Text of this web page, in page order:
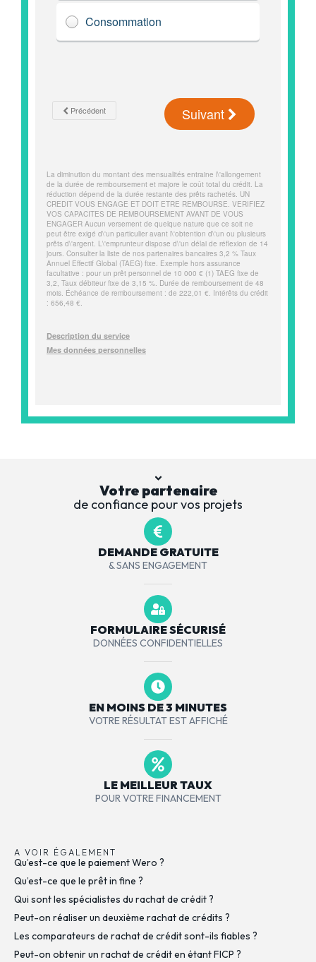
Votre partenaire
de confiance pour vos projets
DEMANDE GRATUITE
& SANS ENGAGEMENT
FORMULAIRE SÉCURISÉ
DONNÉES CONFIDENTIELLES
EN MOINS DE 3 MINUTES
VOTRE RÉSULTAT EST AFFICHÉ
LE MEILLEUR TAUX
POUR VOTRE FINANCEMENT
A VOIR ÉGALEMENT
Qu’est-ce que le paiement Wero ?
Qu’est-ce que le prêt in fine ?
Qui sont les spécialistes du rachat de crédit ?
Peut-on réaliser un deuxième rachat de crédits ?
Les comparateurs de rachat de crédit sont-ils fiables ?
Peut-on obtenir un rachat de crédit en étant FICP ?